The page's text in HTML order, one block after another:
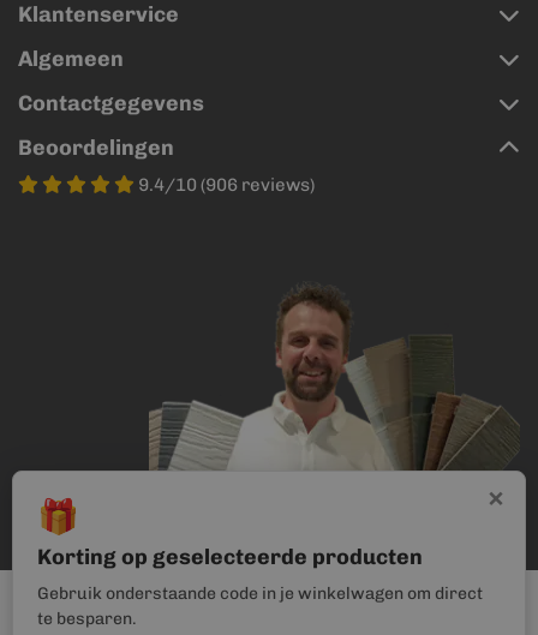
Klantenservice
Algemeen
Contactgegevens
Beoordelingen
9.4/10 (906 reviews)
×
🎁
Korting op geselecteerde producten
Gebruik onderstaande code in je winkelwagen om direct
te besparen.